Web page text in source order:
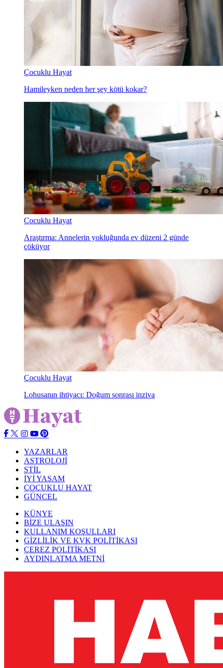
Çocuklu Hayat
Hamileyken neden her şey kötü kokar?
Çocuklu Hayat
Araştırma: Annelerin yokluğunda ev düzeni 2 günde
çöküyor
Çocuklu Hayat
Lohusanın ihtiyacı: Doğum sonrası inziva
YAZARLAR
ASTROLOJİ
STİL
İYİ YAŞAM
ÇOÇUKLU HAYAT
GÜNCEL
KÜNYE
BİZE ULAŞIN
KULLANIM KOŞULLARI
GİZLİLİK VE KVK POLİTİKASI
ÇEREZ POLİTİKASI
AYDINLATMA METNİ